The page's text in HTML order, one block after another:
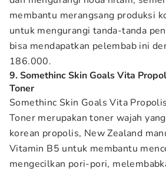
membantu merangsang produksi
untuk mengurangi tanda-tanda
bisa mendapatkan pelembab ini
186.000.
9. Somethinc Skin Goals Vita
Toner
Somethinc Skin Goals Vita
Toner merupakan toner wajah
korean propolis, New Zealand
Vitamin B5 untuk membantu
mengecilkan pori-pori,